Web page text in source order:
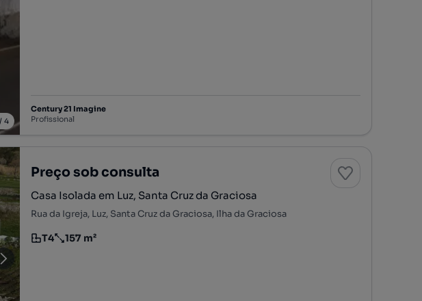
4
Century 21 Imagine
Profissional
Preço sob consulta
Casa Isolada em Luz, Santa Cruz da Graciosa
Rua da Igreja, Luz, Santa Cruz da Graciosa, Ilha da Graciosa
Tipologia
T4
Preço por metro quadrado
157 m²